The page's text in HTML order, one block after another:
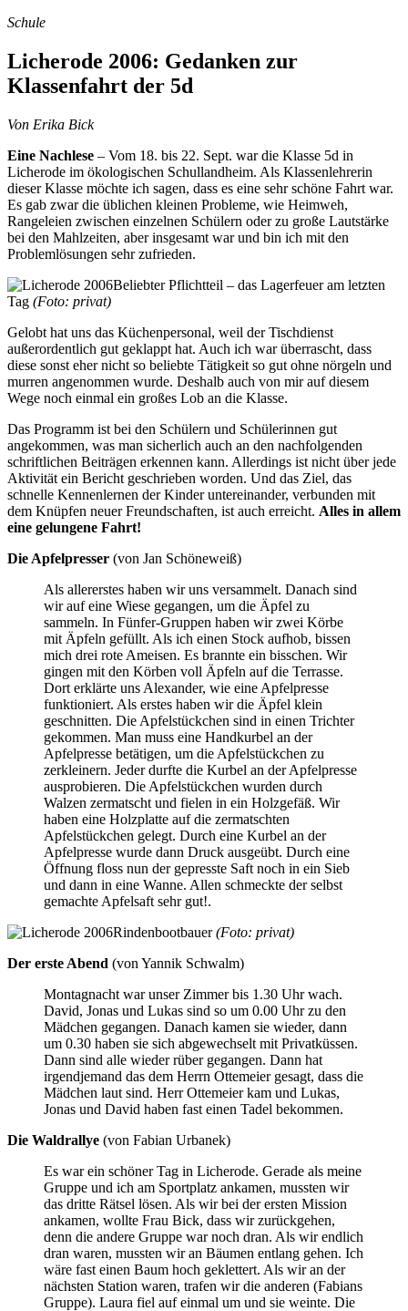
Schule
Licherode 2006: Gedanken zur
Klassenfahrt der 5d
Von Erika Bick
Eine Nachlese – Vom 18. bis 22. Sept. war die Klasse 5d in
Licherode im ökologischen Schullandheim. Als Klassenlehrerin
dieser Klasse möchte ich sagen, dass es eine sehr schöne Fahrt war.
Es gab zwar die üblichen kleinen Probleme, wie Heimweh,
Rangeleien zwischen einzelnen Schülern oder zu große Lautstärke
bei den Mahlzeiten, aber insgesamt war und bin ich mit den
Problemlösungen sehr zufrieden.
Beliebter Pflichtteil – das Lagerfeuer am letzten
Tag (Foto: privat)
Gelobt hat uns das Küchenpersonal, weil der Tischdienst
außerordentlich gut geklappt hat. Auch ich war überrascht, dass
diese sonst eher nicht so beliebte Tätigkeit so gut ohne nörgeln und
murren angenommen wurde. Deshalb auch von mir auf diesem
Wege noch einmal ein großes Lob an die Klasse.
Das Programm ist bei den Schülern und Schülerinnen gut
angekommen, was man sicherlich auch an den nachfolgenden
schriftlichen Beiträgen erkennen kann. Allerdings ist nicht über jede
Aktivität ein Bericht geschrieben worden. Und das Ziel, das
schnelle Kennenlernen der Kinder untereinander, verbunden mit
dem Knüpfen neuer Freundschaften, ist auch erreicht. Alles in allem
eine gelungene Fahrt!
Die Apfelpresser (von Jan Schöneweiß)
Als allererstes haben wir uns versammelt. Danach sind
wir auf eine Wiese gegangen, um die Äpfel zu
sammeln. In Fünfer-Gruppen haben wir zwei Körbe
mit Äpfeln gefüllt. Als ich einen Stock aufhob, bissen
mich drei rote Ameisen. Es brannte ein bisschen. Wir
gingen mit den Körben voll Äpfeln auf die Terrasse.
Dort erklärte uns Alexander, wie eine Apfelpresse
funktioniert. Als erstes haben wir die Äpfel klein
geschnitten. Die Apfelstückchen sind in einen Trichter
gekommen. Man muss eine Handkurbel an der
Apfelpresse betätigen, um die Apfelstückchen zu
zerkleinern. Jeder durfte die Kurbel an der Apfelpresse
ausprobieren. Die Apfelstückchen wurden durch
Walzen zermatscht und fielen in ein Holzgefäß. Wir
haben eine Holzplatte auf die zermatschten
Apfelstückchen gelegt. Durch eine Kurbel an der
Apfelpresse wurde dann Druck ausgeübt. Durch eine
Öffnung floss nun der gepresste Saft noch in ein Sieb
und dann in eine Wanne. Allen schmeckte der selbst
gemachte Apfelsaft sehr gut!.
Rindenbootbauer(Foto: privat)
Der erste Abend (von Yannik Schwalm)
Montagnacht war unser Zimmer bis 1.30 Uhr wach.
David, Jonas und Lukas sind so um 0.00 Uhr zu den
Mädchen gegangen. Danach kamen sie wieder, dann
um 0.30 haben sie sich abgewechselt mit Privatküssen.
Dann sind alle wieder rüber gegangen. Dann hat
irgendjemand das dem Herrn Ottemeier gesagt, dass die
Mädchen laut sind. Herr Ottemeier kam und Lukas,
Jonas und David haben fast einen Tadel bekommen.
Die Waldrallye (von Fabian Urbanek)
Es war ein schöner Tag in Licherode. Gerade als meine
Gruppe und ich am Sportplatz ankamen, mussten wir
das dritte Rätsel lösen. Als wir bei der ersten Mission
ankamen, wollte Frau Bick, dass wir zurückgehen,
denn die andere Gruppe war noch dran. Als wir endlich
dran waren, mussten wir an Bäumen entlang gehen. Ich
wäre fast einen Baum hoch geklettert. Als wir an der
nächsten Station waren, trafen wir die anderen (Fabians
Gruppe). Laura fiel auf einmal um und sie weinte. Die